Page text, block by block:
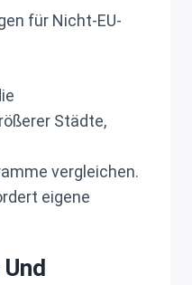
für Nicht-EU-
Städte,
vergleichen.
eigene